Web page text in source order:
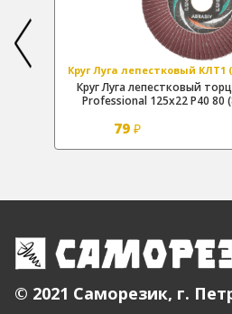
Круг Луга лепестковый
Круг Луга лепестковый
Professional 125х22 Р40 80
79 ₽
© 2021 Саморезик, г.